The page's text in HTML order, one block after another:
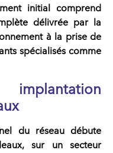
initial comprend
délivrée par la
à la prise de
spécialisés comme
du réseaudébute
, sur un secteur